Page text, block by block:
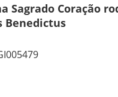
Sagrado Coração
Benedictus